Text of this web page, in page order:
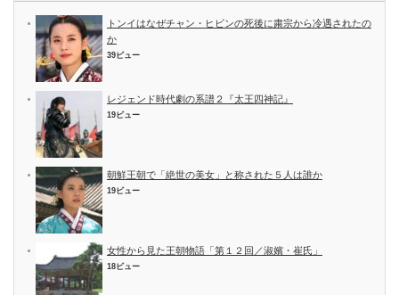
トンイはなぜチャン・ヒビンの死後に粛宗から冷遇されたの
か
39ビュー
レジェンド時代劇の系譜２『太王四神記』
19ビュー
朝鮮王朝で「絶世の美女」と称された５人は誰か
19ビュー
女性から見た王朝物語「第１２回／淑嬪・崔氏」
18ビュー